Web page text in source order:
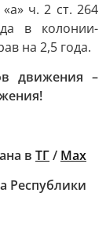
ч. 2 ст. 264
в колонии-
на 2,5 года.
движения –
в ТГ/ Max
Республики